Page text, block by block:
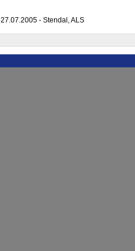
27.07.2005 - Stendal, ALS